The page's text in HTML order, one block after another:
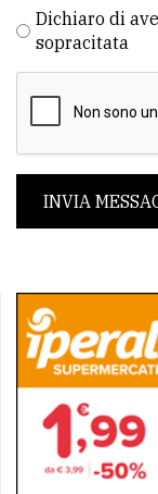
Dichiaro di
sopracitata
INVIA